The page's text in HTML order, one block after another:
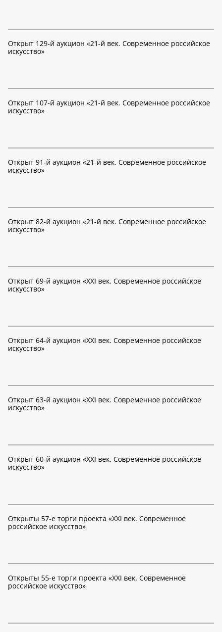
Открыт 129-й аукцион «21-й век. Современное российское
искусство»
Открыт 107-й аукцион «21-й век. Современное российское
искусство»
Открыт 91-й аукцион «21-й век. Современное российское
искусство»
Открыт 82-й аукцион «21-й век. Современное российское
искусство»
Открыт 69-й аукцион «XXI век. Современное российское
искусство»
Открыт 64-й аукцион «XXI век. Современное российское
искусство»
Открыт 63-й аукцион «XXI век. Современное российское
искусство»
Открыт 60-й аукцион «XXI век. Современное российское
искусство»
Открыты 57-е торги проекта «XXI век. Современное
российское искусство»
Открыты 55-е торги проекта «XXI век. Современное
российское искусство»